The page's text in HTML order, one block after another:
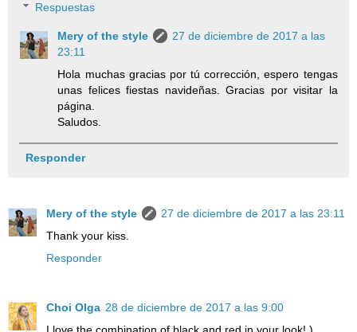
Respuestas
Mery of the style
27 de diciembre de 2017 a las
23:11
Hola muchas gracias por tú corrección, espero tengas
unas felices fiestas navideñas. Gracias por visitar la
página.
Saludos.
Responder
Mery of the style
27 de diciembre de 2017 a las 23:11
Thank your kiss.
Responder
Choi Olga 28 de diciembre de 2017 a las 9:00